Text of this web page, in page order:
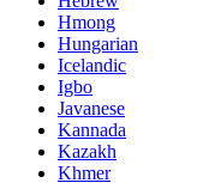
Hmong
Hungarian
Icelandic
Igbo
Javanese
Kannada
Kazakh
Khmer